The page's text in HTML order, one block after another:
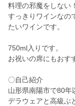
料理の邪魔をしない
すっきりワインなの
たいワインです。
750ml入りです。
お祝いの席にもおす
〇自己紹介
山形県南陽市で80年
デラウェアと高級ぶ